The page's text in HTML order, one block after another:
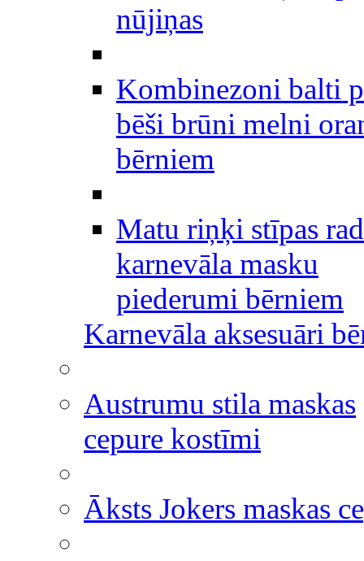
nūjiņas
Kombinezoni balti
bēši brūni melni
bērniem
Matu riņķi stīpas
karnevāla masku
piederumi bērniem
Karnevāla aksesuāri
Austrumu stila maskas
cepure kostīmi
Āksts Jokers maskas